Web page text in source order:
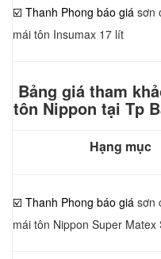
☑️ Thanh Phong báo giá sơn
mái tôn Insumax 17 lít
Bảng giá tham
tôn Nippon tại Tp
Hạng mục
☑️ Thanh Phong báo giá sơn
mái tôn Nippon Super Matex